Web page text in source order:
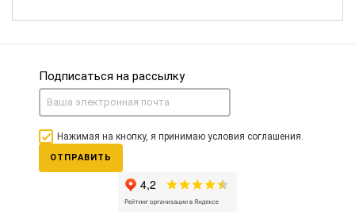
Подписаться на рассылку
Нажимая на кнопку, я принимаю условия соглашения.
ОТПРАВИТЬ